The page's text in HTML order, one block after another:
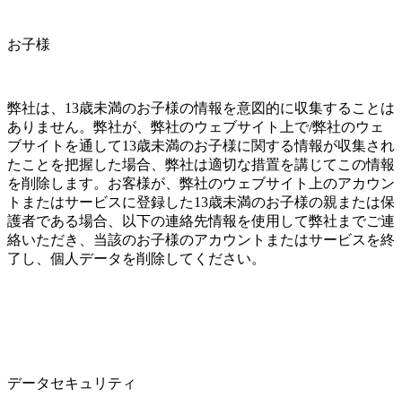
お子様
弊社は、13歳未満のお子様の情報を意図的に収集することは
ありません。弊社が、弊社のウェブサイト上で/弊社のウェ
ブサイトを通して13歳未満のお子様に関する情報が収集され
たことを把握した場合、弊社は適切な措置を講じてこの情報
を削除します。お客様が、弊社のウェブサイト上のアカウン
トまたはサービスに登録した13歳未満のお子様の親または保
護者である場合、以下の連絡先情報を使用して弊社までご連
絡いただき、当該のお子様のアカウントまたはサービスを終
了し、個人データを削除してください。
データセキュリティ